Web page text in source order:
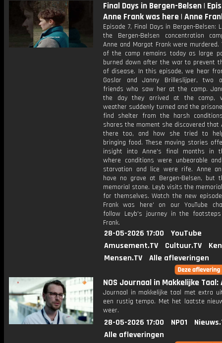
Final Days in Bergen-Belsen |
Anne Frank was here | Anne
Episode 7, Final Days in Bergen-Belsen:
the Bergen-Belsen concentration
Anne and Margot Frank were
of the camp remains today as large
burned down after the war to prevent
of disease. In this episode, we hear
Goslar and Janny Brilleslijper, two
friends who saw her at the camp.
the day they arrived at the camp,
weather suddenly turned and the
find shelter from the harsh
shares the moment she discovered that
there too, and how she tried to
bringing food. These moving stories
insight into Anne's final months in
where conditions were unbearable
starvation and lice were rife. Anne
have no grave at Bergen-Belsen, but
memorial stone. Leyb visits the
for themselves. Watch the new
Frank was here' on our YouTube
follow Leyb's journey in the
Frank.
28-05-2026 17:00
YouTube
Amusement.TV
Cultuur.TV
Mensen.TV
Alle afleveringen
NOS Journaal in Makkelijke Taal:
Journaal in makkelijke taal met extra
een rustig tempo. Met het laatste
weer.
28-05-2026 17:00 NPO1
Alle afleveringen